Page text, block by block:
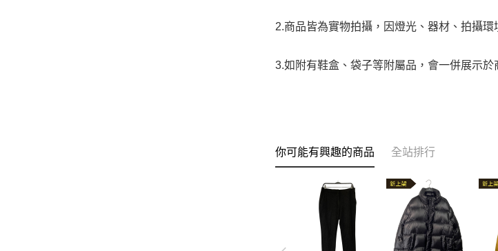
2.商品皆為實物拍攝，因燈光、器材、拍攝
3.如附有鞋盒、袋子等附屬品，會一併展示於
你可能有興趣的商品 全站排行